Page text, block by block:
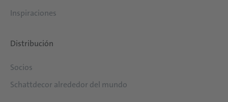
Inspiraciones
Distribución
Socios
Schattdecor alrededor del mundo